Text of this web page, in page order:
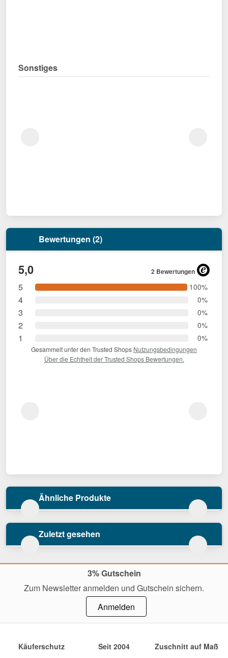
Sonstiges
Bewertungen (2)
5,0 2 Bewertungen
5 100%
4 0%
3 0%
2 0%
1 0%
Gesammelt unter den Trusted Shops Nutzungsbedingungen
Über die Echtheit der Trusted Shops Bewertungen.
Ähnliche Produkte
Zuletzt gesehen
3% Gutschein
Zum Newsletter anmelden und Gutschein sichern.
Anmelden
Käuferschutz Seit 2004 Zuschnitt auf Maß